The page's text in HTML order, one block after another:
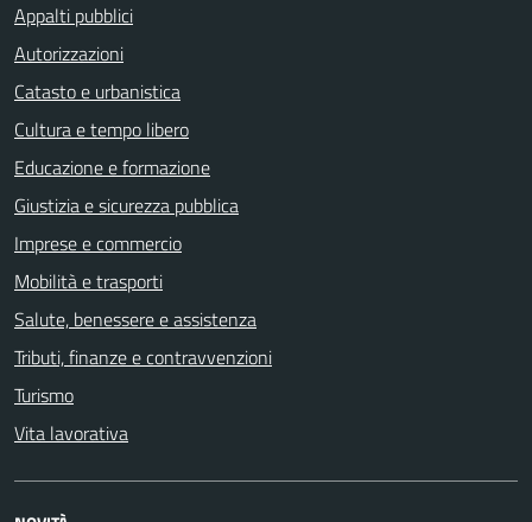
Appalti pubblici
Autorizzazioni
Catasto e urbanistica
Cultura e tempo libero
Educazione e formazione
Giustizia e sicurezza pubblica
Imprese e commercio
Mobilità e trasporti
Salute, benessere e assistenza
Tributi, finanze e contravvenzioni
Turismo
Vita lavorativa